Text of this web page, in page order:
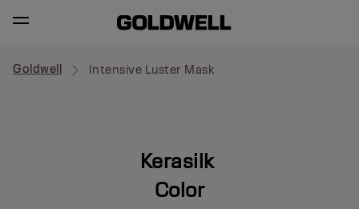
Goldwell Intensive Luster Mask
Kerasilk
Color